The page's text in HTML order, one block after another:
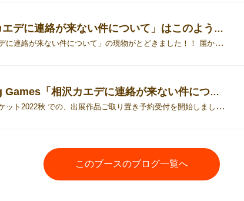
「相沢カエデに連絡が来ない件について」はこのような方におすすめです！！
「相沢カエデに連絡が来ない件について」の現物がとどきました！！ 届かないのでは？と思いながらひやひやしていました笑 というわけで、今回のブログ記事では「相沢カエデに連絡が来ない件について」をおすすめしたい方をまとめました！ 【嘘をつきたいプレイヤー】 「相沢カエデに連絡が来ない件について」は嘘をつくこと場であることを前提に作成したゲームになりますので嘘をつきたいプレイヤーは是非試してみてください。 【信じたい人】 1人も嘘をつかない場になる状態もあります。 そんな時に仲間を信じたい人が勝っても良いのかなぁと思ってますので「相沢カエデに連絡が来ない件について」は仲間を信じたい人にも是非プレイしてもらいたいです。 【仲間を裏切りたい人】 仲間を信じたい・・・そうは言っても勝つのは1人なので仲間に罠を仕掛けてみたりも戦術的に可能です。 場を混乱させたいプレイヤーも「相沢カエデに連絡が来ない件について」を是非お試しください。 最後まで読んでいただきありがとうございました。 【紹介ページ】 「相沢カエデに連絡が来ない件について」紹介ページ 【予約フォーム】 ＜2022秋 ご購入予約フォーム＞ いかがでしたか？もし興味がありましたら日曜日イ-06にてお待ちしております。 お会いできるのを楽しみにしております。
Hooking Games「相沢カエデに連絡が来ない件について」予約フォーム作成しました！
ゲームマーケット2022秋 での、出展作品ご取り置き予約受付を開始しました！ ＜2022秋 ご購入予約フォーム＞ 作品ブログは以下に書いてますので読んでいただければ幸いです 「相沢カエデに連絡が来ない件について」紹介ページ 今後は詳細な紹介情報更新していきます。
このブースのブログ一覧へ